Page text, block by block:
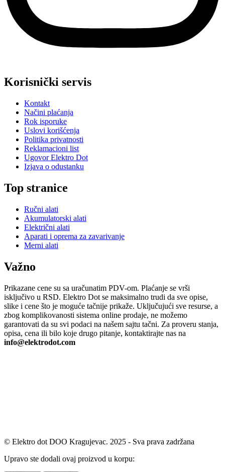
Korisnički servis
Kontakt
Načini plaćanja
Rok isporuke
Uslovi korišćenja
Politika privatnosti
Reklamacioni list
Ugovor Elektro Dot
Izjava o odustanku
Top stranice
Ručni alati
Akumulatorski alati
Električni alati
Aparati i oprema za zavarivanje
Merni alati
Važno
Prikazane cene su sa uračunatim PDV-om. Plaćanje se vrši
isključivo u RSD. Elektro Dot se maksimalno trudi da sve opise,
slike i cene što je moguće tačnije prikaže. Uključujući sve resurse, a
zbog komplikovanosti sistema online prodaje, ne možemo
garantovati da su svi podaci na našem sajtu tačni. Za proveru stanja,
opisa, cena ili bilo koje drugo pitanje, kontaktirajte nas na
info@elektrodot.com
© Elektro dot DOO Kragujevac. 2025 - Sva prava zadržana
Upravo ste dodali ovaj proizvod u korpu: